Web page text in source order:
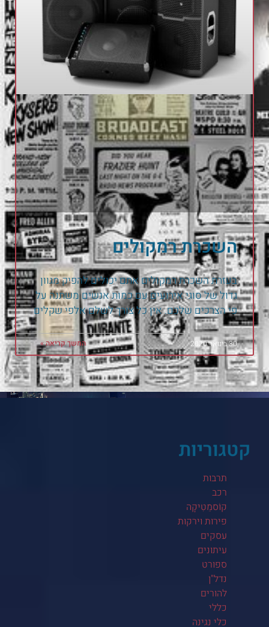
השכרת רמקולים
בעזרת השכרת רמקולים אתם יכולים להפיק מגוון
גדול של סוגי אירועים עם כמות אנשים משתנה על
פי הצרכים שלכם. אין כל צורך לשלם אלפי שקלים
המשך קריאה » 30 בינואר 2020
קטגוריות
תרבות
רכב
קוֹסמֵטִיקָה
פירות וירקות
עסקים
עיתונים
ספורט
נדל"ן
להורים
כללי
כלי נגינה